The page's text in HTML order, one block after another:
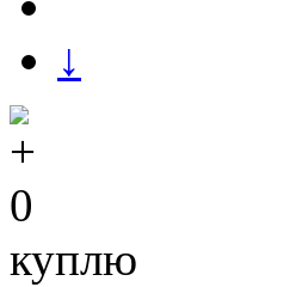
↓
0
куплю